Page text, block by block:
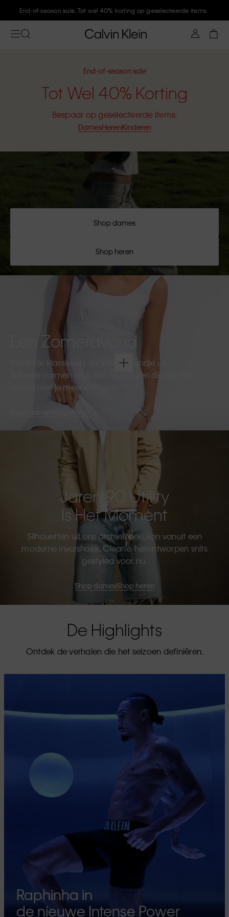
Meld je aan bij Calvin Klein en krijg 10% korting
End-of-season sale
Tot Wel 40% Korting
Bespaar op geselecteerde items.
DamesHerenKinderen
Shop dames
Shop heren
Een Zomeravond
Verfijnde klassiekers voor een avondje uit.
Subtiele vormen en lichte materialen die de hele
avond met je meebewegen.
Shop heren
Jaren 90 Utility
Is Het Moment
Silhouetten uit ons archief, bekeken vanuit een
moderne invalshoek. Cleane, herontworpen snits
gestyled voor nu.
Shop damesShop heren
De Highlights
Ontdek de verhalen die het seizoen definiëren.
Raphinha in
de nieuwe Intense Power